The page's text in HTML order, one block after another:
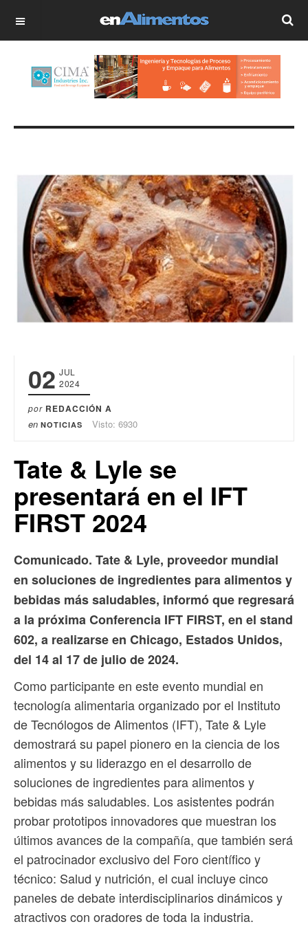
OFF CANVAS
02 JUL
2024
por REDACCIÓN A
en NOTICIAS Visto: 6930
Tate & Lyle se
presentará en el IFT
FIRST 2024
Comunicado. Tate & Lyle, proveedor mundial
en soluciones de ingredientes para alimentos y
bebidas más saludables, informó que regresará
a la próxima Conferencia IFT FIRST, en el stand
602, a realizarse en Chicago, Estados Unidos,
del 14 al 17 de julio de 2024.
Como participante en este evento mundial en
tecnología alimentaria organizado por el Instituto
de Tecnólogos de Alimentos (IFT), Tate & Lyle
demostrará su papel pionero en la ciencia de los
alimentos y su liderazgo en el desarrollo de
soluciones de ingredientes para alimentos y
bebidas más saludables. Los asistentes podrán
probar prototipos innovadores que muestran los
últimos avances de la compañía, que también será
el patrocinador exclusivo del Foro científico y
técnico: Salud y nutrición, el cual incluye cinco
paneles de debate interdisciplinarios dinámicos y
atractivos con oradores de toda la industria.